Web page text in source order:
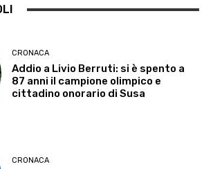
CRONACA
Addio a Livio Berruti: si è spento a
87 anni il campione olimpico e
cittadino onorario di Susa
CRONACA